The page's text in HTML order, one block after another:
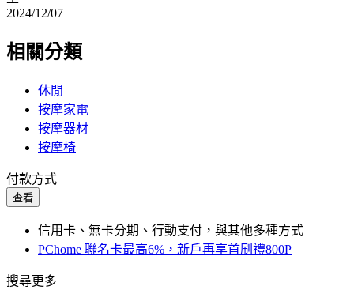
2024/12/07
相關分類
休閒
按摩家電
按摩器材
按摩椅
付款方式
查看
信用卡、無卡分期、行動支付，與其他多種方式
PChome 聯名卡最高6%，新戶再享首刷禮800P
搜尋更多